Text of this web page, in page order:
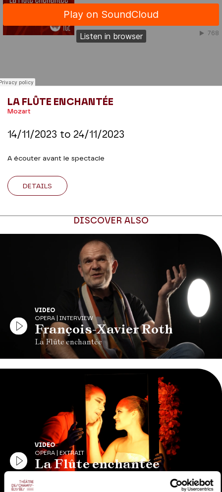
LA FLÛTE ENCHANTÉE
Mozart
14/11/2023 to 24/11/2023
A écouter avant le spectacle
DETAILS
DISCOVER ALSO
VIDEO
OPERA | INTERVIEW
François-Xavier Roth
La Flûte enchantée
VIDEO
OPERA | EXTRAIT
La Flûte enchantée